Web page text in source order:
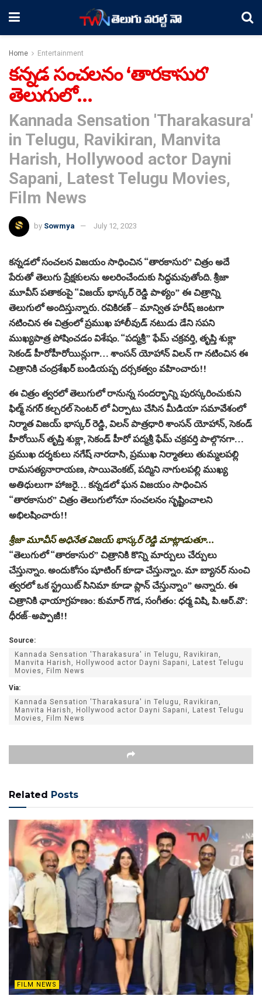
Home Entertainment
కన్నడ సంచలనం ‘తారకాసుర’
తెలుగులో…
Kannada Sensation 'Tharakasura'
in Telugu, Ravikiran, Manvita
Harish, Hollywood actor Dayni
Sapani, Latest Telugu Movies,
Film News
by Sowmya July 12, 2023
కన్నడలో సంచలన విజయం సాధించిన “తారకాసుర” చిత్రం అదే
పేరుతో తెలుగు ప్రేక్షకులను అలరించేందుకు సిద్ధమవుతోంది. శ్రీజా
మూవీస్ పతాకంపై “విజయ్ భాస్కర్ రెడ్డి పాళ్యం” ఈ చిత్రాన్ని
తెలుగులో అందిస్తున్నారు. రవికిరణ్ – మాన్విత హరీష్ జంటగా
నటించిన ఈ చిత్రంలో ప్రముఖ హాలీవుడ్ నటుడు డేని సపని
ముఖ్యపాత్ర పోషించడం విశేషం. “పద్మశ్రీ” ఫేమ్ చక్రవర్తి, తృప్తి శుక్లా
సెకండ్ హీరోహీరోయిన్లుగా… శాంసన్ యోహాన్ విలన్ గా నటించిన ఈ
చిత్రానికి చంద్రశేఖర్ బండియప్ప దర్సకత్వం వహించారు!!
ఈ చిత్రం త్వరలో తెలుగులో రానున్న సందర్భాన్ని పురస్కరించుకుని
ఫిల్మ్ నగర్ కల్చరల్ సెంటర్ లో ఏర్పాటు చేసిన మీడియా సమావేశంలో
నిర్మాత విజయ్ భాస్కర్ రెడ్డి, విలన్ పాత్రధారి శాంసన్ యోహాన్, సెకండ్
హీరోయిన్ తృప్తి శుక్లా, సెకండ్ హీరో పద్మశ్రీ ఫేమ్ చక్రవర్తి పాల్గొనగా…
ప్రముఖ దర్శకులు నగేష్ నారదాసి, ప్రముఖ నిర్మాతలు తుమ్మలపల్లి
రామసత్యనారాయణ, సాయివెంకట్, పద్మిని నాగులపల్లి ముఖ్య
అతిధులుగా హాజరై… కన్నడలో ఘన విజయం సాధించిన
“తారకాసుర” చిత్రం తెలుగులోనూ సంచలనం సృష్టించాలని
అభిలషించారు!!
శ్రీజా మూవీస్ అధినేత విజయ్ భాస్కర్ రెడ్డి మాట్లాడుతూ…
“తెలుగులో “తారకాసుర” చిత్రానికి కొన్ని మార్పులు చేర్పులు
చేస్తున్నాం. అందుకోసం షూటింగ్ కూడా చేస్తున్నాం. మా బ్యానర్ నుంచి
త్వరలో ఒక స్ట్రయిట్ సినిమా కూడా ప్లాన్ చేస్తున్నాం” అన్నారు. ఈ
చిత్రానికి ఛాయాగ్రహణం: కుమార్ గౌడ, సంగీతం: ధర్మ విషి, పి.ఆర్.వొ:
ధీరజ్-అప్పాజీ!!
Source:
Kannada Sensation 'Tharakasura' in Telugu, Ravikiran,
Manvita Harish, Hollywood actor Dayni Sapani, Latest Telugu
Movies, Film News
Via:
Kannada Sensation 'Tharakasura' in Telugu, Ravikiran,
Manvita Harish, Hollywood actor Dayni Sapani, Latest Telugu
Movies, Film News
Related Posts
FILM NEWS